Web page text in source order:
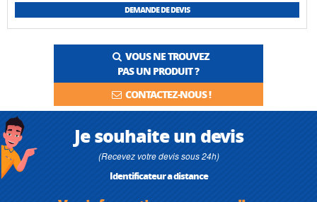
DEMANDE DE DEVIS
VOUS NE TROUVEZ
PAS UN PRODUIT ?
CONTACTEZ-NOUS !
Je souhaite un devis
(Recevez votre devis sous 24h)
Identificateur a distance